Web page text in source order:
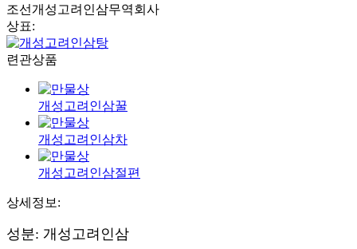
조선개성고려인삼무역회사
상표:
련관상품
개성고려인삼꿀
개성고려인삼차
개성고려인삼절편
상세정보:
성분: 개성고려인삼